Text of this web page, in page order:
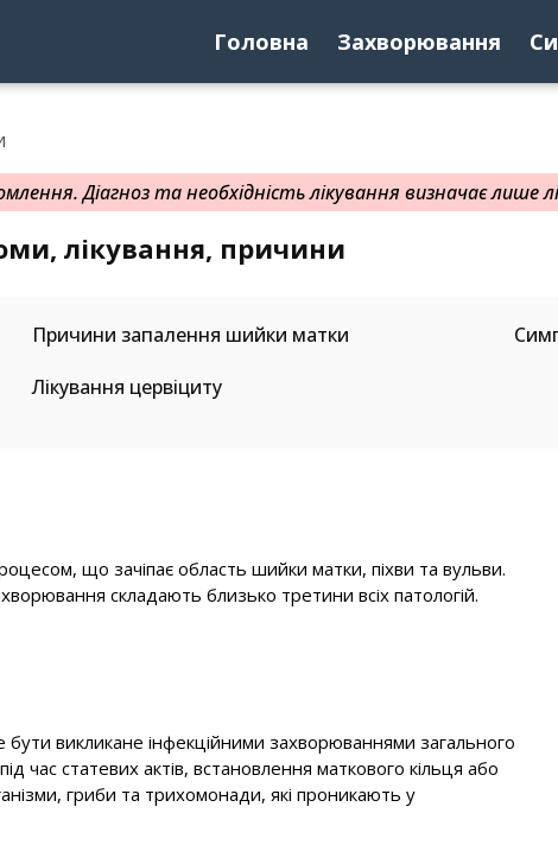
Головна Захворювання
Діагноз та необхідність лікування визначає лише
лікування, причини
Причини запалення шийки матки
Лікування цервіциту
що зачіпає область шийки матки, піхви та вульви.
складають близько третини всіх патологій.
викликане інфекційними захворюваннями загального
час статевих актів, встановлення маткового кільця або
гриби та трихомонади, які проникають у